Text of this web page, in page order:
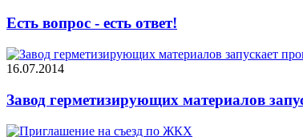
Есть вопрос - есть ответ!
16.07.2014
Завод герметизирующих материалов